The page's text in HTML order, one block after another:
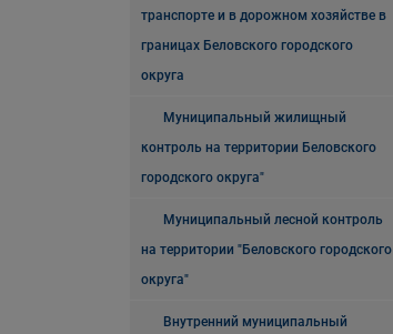
транспорте и в дорожном хозяйстве в
границах Беловского городского
округа
Муниципальный жилищный
контроль на территории Беловского
городского округа"
Муниципальный лесной контроль
на территории "Беловского городского
округа"
Внутренний муниципальный